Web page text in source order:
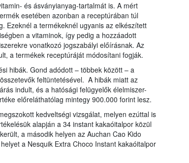
és ásványianyag-tartalmát is. A mért
esetében azonban a receptúrában túl
Ezeknél a termékeknél ugyanis az elkészített
a vitaminok, így pedig a hozzáadott
vonatkozó jogszabályi előírásnak. Az
a termékek receptúráját módosítani fogják.
hibák. Gond adódott – többek között – a
feltüntetésével. A hibák miatt az
indult, és a hatósági felügyelők élelmiszer-
előreláthatólag mintegy 900.000 forint lesz.
kedveltségi vizsgálat, melyen ezúttal is
alapján a 34 instant kakaóitalpor közül
a második helyen az Auchan Cao Kido
a Nesquik Extra Choco Instant kakaóitalpor